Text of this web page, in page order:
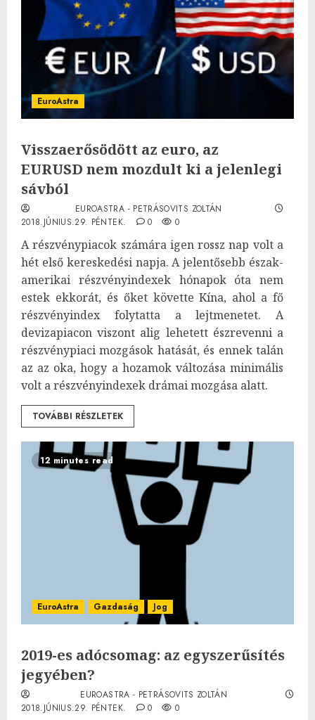
EuroAstra
Visszaerősödött az euro, az
EURUSD nem mozdult ki a jelenlegi
sávból
EUROASTRA - PETRÁSOVITS ZOLTÁN
2018.JÚNIUS.29. PÉNTEK.
0 0
A részvénypiacok számára igen rossz nap volt a
hét első kereskedési napja. A jelentősebb észak-
amerikai részvényindexek hónapok óta nem
estek ekkorát, és őket követte Kína, ahol a fő
részvényindex folytatta a lejtmenetet. A
devizapiacon viszont alig lehetett észrevenni a
részvénypiaci mozgások hatását, és ennek talán
az az oka, hogy a hozamok változása minimális
volt a részvényindexek drámai mozgása alatt.
TOVÁBBI RÉSZLETEK
12 minutes read
EuroAstra Gazdaság Jog
2019-es adócsomag: az egyszerűsítés
jegyében?
EUROASTRA - PETRÁSOVITS ZOLTÁN
2018.JÚNIUS.29. PÉNTEK.
0 0